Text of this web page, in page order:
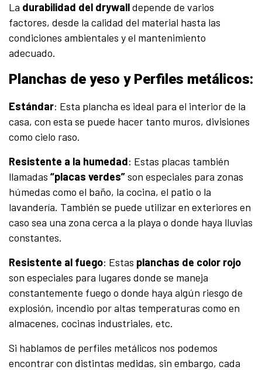
La durabilidad del drywalldepende de varios
factores, desde la calidad del material hasta las
condiciones ambientales y el mantenimiento
adecuado.
Planchas de yeso y Perfiles metálicos:
Estándar: Esta plancha es ideal para el interior de la
casa, con esta se puede hacer tanto muros, divisiones
como cielo raso.
Resistente a la humedad: Estas placas también
llamadas “placas verdes”son especiales para zonas
húmedas como el baño, la cocina, el patio o la
lavandería. También se puede utilizar en exteriores en
caso sea una zona cerca a la playa o donde haya lluvias
constantes.
Resistente al fuego: Estas planchas de color rojo
son especiales para lugares donde se maneja
constantemente fuego o donde haya algún riesgo de
explosión, incendio por altas temperaturas como en
almacenes, cocinas industriales, etc.
Si hablamos de perfiles metálicos nos podemos
encontrar con distintas medidas, sin embargo, cada